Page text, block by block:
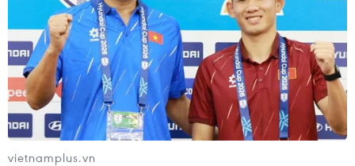
TIN LIÊN QUAN
vietnamplus.vn